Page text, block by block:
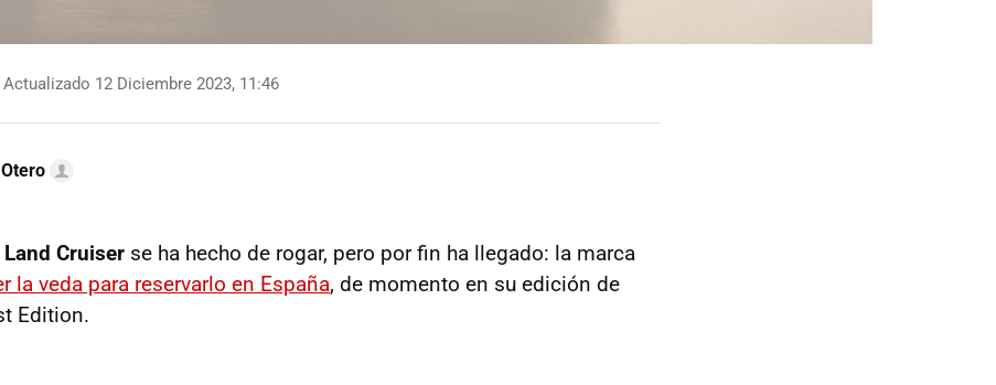
Actualizado 12 Diciembre 2023, 11:46
Cruiser se ha hecho de rogar, pero por fin ha llegado: la marca
la veda para reservarlo en España, de momento en su edición de
Edition.